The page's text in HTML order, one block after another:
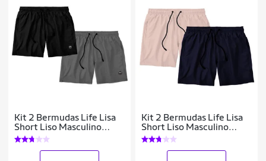
Kit 2 Bermudas Life Lisa
Short Liso Masculino
Básico Mauricinho Tactel
Kit 2 Bermudas Life Lisa
Short Liso Masculino
Básico Mauricinho Tactel